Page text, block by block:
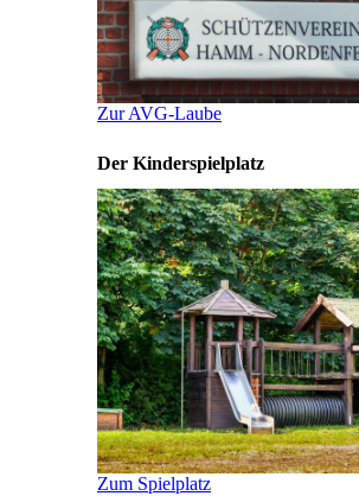
Zur AVG-Laube
Der Kinderspielplatz
Zum Spielplatz